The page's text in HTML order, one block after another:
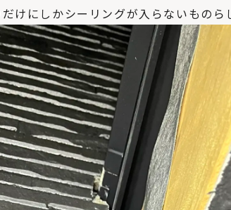
けにしかシーリングが入らないものら